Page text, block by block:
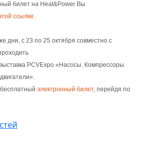
билет на Heat&Power Вы
ссылке.
дни, с 23 по 25 октября совместно с
PCVExpo «Насосы. Компрессоры.
электронный билет, перейдя по